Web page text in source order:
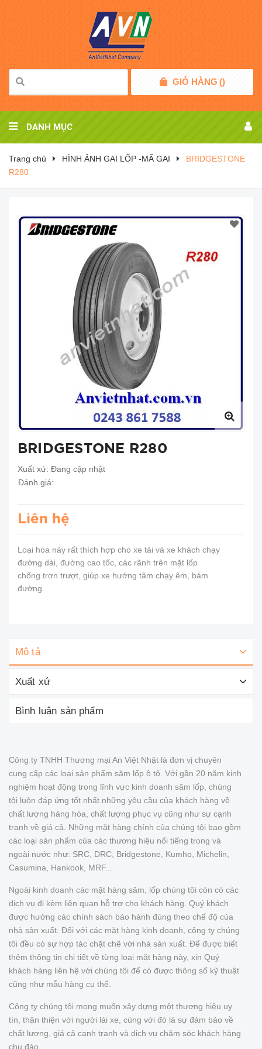
GIỎ HÀNG ()
DANH MỤC
Trang chủ HÌNH ẢNH GAI LỐP -MÃ GAI
BRIDGESTONE
R280
BRIDGESTONE R280
Xuất xứ: Đang cập nhật
Đánh giá:
Liên hệ
Loại hoa này rất thích hợp cho xe tải và xe khách chạy
đường dài, đường cao tốc, các rãnh trên mặt lốp
chống trơn trượt, giúp xe hướng tâm chạy êm, bám
đường.
Mô tả
Xuất xứ
Bình luận sản phẩm
Công ty TNHH Thương mại An Việt Nhật là đơn vị chuyên
cung cấp các loại sản phẩm săm lốp ô tô. Với gần 20 năm kinh
nghiệm hoạt động trong lĩnh vực kinh doanh săm lốp, chúng
tôi luôn đáp ứng tốt nhất những yêu cầu của khách hàng về
chất lượng hàng hóa, chất lượng phục vụ cũng như sự cạnh
tranh về giá cả. Những mặt hàng chính của chúng tôi bao gồm
các loại sản phẩm của các thương hiệu nổi tiếng trong và
ngoài nước như: SRC, DRC, Bridgestone, Kumho, Michelin,
Casumina, Hankook, MRF...
Ngoài kinh doanh các mặt hàng săm, lốp chúng tôi còn có các
dịch vụ đi kèm liên quan hỗ trợ cho khách hàng. Quý khách
được hưởng các chính sách bảo hành đúng theo chế độ của
nhà sản xuất. Đối với các mặt hàng kinh doanh, công ty chúng
tôi đều có sự hợp tác chặt chẽ với nhà sản xuất. Để được biết
thêm thông tin chi tiết về từng loại mặt hàng này, xin Quý
khách hàng liên hệ với chúng tôi để có được thông số kỹ thuật
cũng như mẫu hàng cụ thể.
Công ty chúng tôi mong muốn xây dựng một thương hiệu uy
tín, thân thiện với người lái xe, cùng với đó là sự đảm bảo về
chất lượng, giá cả cạnh tranh và dịch vụ chăm sóc khách hàng
chu đáo.